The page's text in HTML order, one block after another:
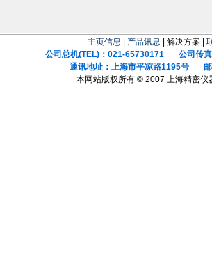
主页信息
产品讯息 | 解决方案 |
公司总机(TEL)：021-65730171 公司传真
通讯地址：上海市平凉路1195号 邮
本网站版权所有 © 2007 上海精密仪